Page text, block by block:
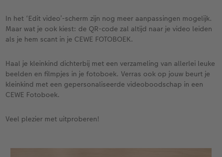
In het ‘Edit video’-scherm zijn nog meer aanpassingen mogelijk.
Maar wat je ook kiest: de QR-code zal altijd naar je video leiden
als je hem scant in je CEWE FOTOBOEK.
Haal je kleinkind dichterbij met een verzameling van allerlei leuke
beelden en filmpjes in je fotoboek. Verras ook op jouw beurt je
kleinkind met een gepersonaliseerde videoboodschap in een
CEWE Fotoboek.
Veel plezier met uitproberen!